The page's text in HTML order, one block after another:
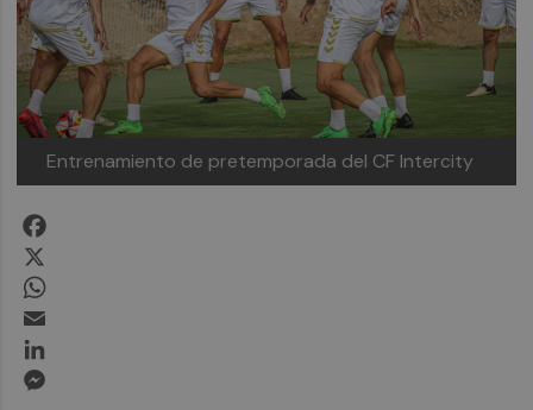
Entrenamiento de pretemporada del CF Intercity